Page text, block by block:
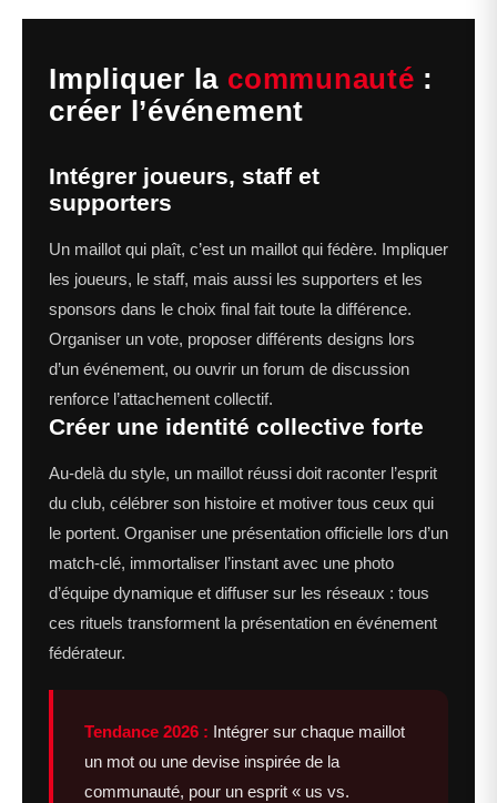
Impliquer la communauté :
créer l’événement
Intégrer joueurs, staff et
supporters
Un maillot qui plaît, c’est un maillot qui fédère. Impliquer
les joueurs, le staff, mais aussi les supporters et les
sponsors dans le choix final fait toute la différence.
Organiser un vote, proposer différents designs lors
d’un événement, ou ouvrir un forum de discussion
renforce l’attachement collectif.
Créer une identité collective forte
Au-delà du style, un maillot réussi doit raconter l’esprit
du club, célébrer son histoire et motiver tous ceux qui
le portent. Organiser une présentation officielle lors d’un
match-clé, immortaliser l’instant avec une photo
d’équipe dynamique et diffuser sur les réseaux : tous
ces rituels transforment la présentation en événement
fédérateur.
Tendance 2026 : Intégrer sur chaque maillot
un mot ou une devise inspirée de la
communauté, pour un esprit « us vs.